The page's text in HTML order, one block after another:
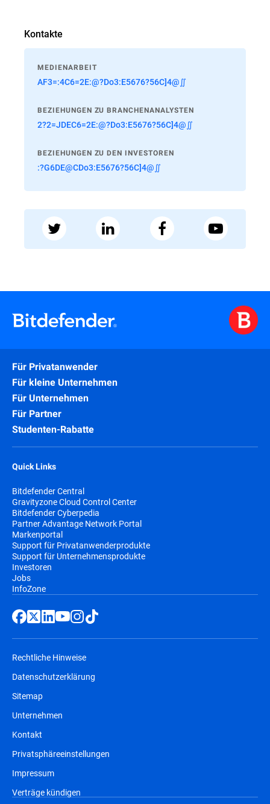
Kontakte
MEDIENARBEIT
AF3=:4C6=2E:@?Do3:E5676?56C]4@∬
BEZIEHUNGEN ZU BRANCHENANALYSTEN
2?2=JDEC6=2E:@?Do3:E5676?56C]4@∬
BEZIEHUNGEN ZU DEN INVESTOREN
:?G6DE@CDo3:E5676?56C]4@∬
Für Privatanwender
Für kleine Unternehmen
Für Unternehmen
Für Partner
Studenten-Rabatte
Quick Links
Bitdefender Central
Gravityzone Cloud Control Center
Bitdefender Cyberpedia
Partner Advantage Network Portal
Markenportal
Support für Privatanwenderprodukte
Support für Unternehmensprodukte
Investoren
Jobs
InfoZone
Rechtliche Hinweise
Datenschutzerklärung
Sitemap
Unternehmen
Kontakt
Privatsphäreeinstellungen
Impressum
Verträge kündigen